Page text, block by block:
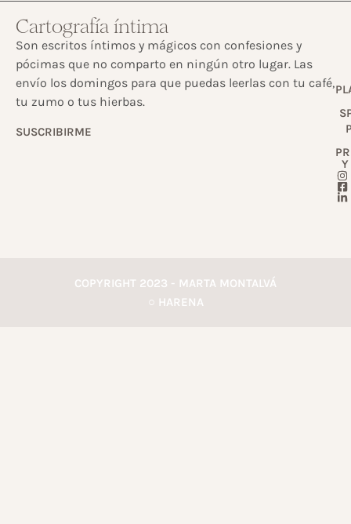
Cartografía íntima
Son escritos íntimos y mágicos con confesiones y
pócimas que no comparto en ningún otro lugar. Las
envío los domingos para que puedas leerlas con tu café,
tu zumo o tus hierbas.
SUSCRIBIRME
Y
COPYRIGHT 2023 - MARTA MONTALVÁ
○ HARENA